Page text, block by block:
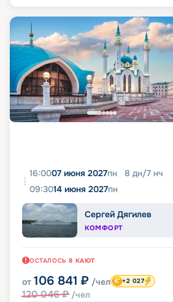
16:0007 июня 2027пн 8 дн/7 нч
09:3014 июня 2027пн
Сергей Дягилев
КОМФОРТ
ОСТАЛОСЬ 8 КАЮТ
от 106 841 ₽ /чел
120 046₽ /чел
+2 027